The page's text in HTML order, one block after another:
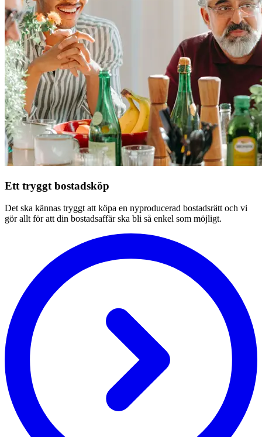
Ett tryggt bostadsköp
Det ska kännas tryggt att köpa en nyproducerad bostadsrätt och vi
gör allt för att din bostadsaffär ska bli så enkel som möjligt.